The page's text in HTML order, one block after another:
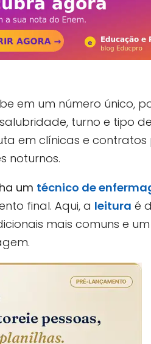
em um número único,
turno e tipo de
em clínicas e
noturnos.
um técnico de
final. Aqui, a leitura é
mais comuns e